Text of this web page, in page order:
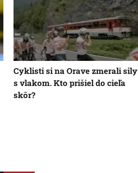
Cyklisti si na Orave zmerali sily
s vlakom. Kto prišiel do cieľa
skôr?